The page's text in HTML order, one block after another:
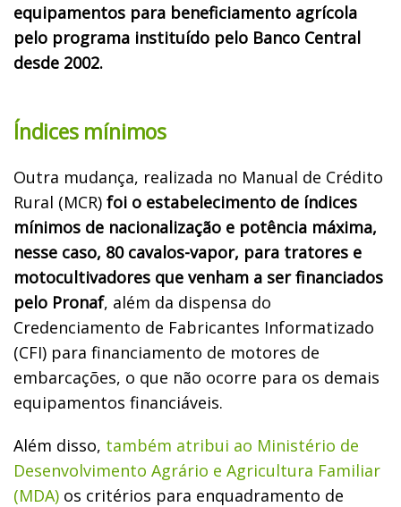
equipamentos para beneficiamento agrícola
pelo programa instituído pelo Banco Central
desde 2002.
Índices mínimos
Outra mudança, realizada no Manual de Crédito
Rural (MCR) foi o estabelecimento de índices
mínimos de nacionalização e potência máxima,
nesse caso, 80 cavalos-vapor, para tratores e
motocultivadores que venham a ser financiados
pelo Pronaf, além da dispensa do
Credenciamento de Fabricantes Informatizado
(CFI) para financiamento de motores de
embarcações, o que não ocorre para os demais
equipamentos financiáveis.
Além disso, também atribui ao Ministério de
Desenvolvimento Agrário e Agricultura Familiar
(MDA) os critérios para enquadramento de